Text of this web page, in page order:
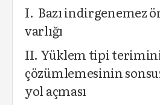
I. Bazı indirgenemez
varlığı
II. Yüklem tipi
çözümlemesinin
yol açması